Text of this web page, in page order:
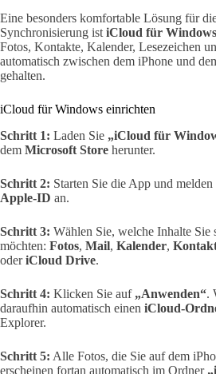
Eine besonders komfortable Lösung für
Synchronisierung ist iCloud für Windows
Fotos, Kontakte, Kalender, Lesezeichen
automatisch zwischen dem iPhone und
gehalten.
iCloud für Windows einrichten
Schritt 1: Laden Sie „iCloud für
dem Microsoft Store herunter.
Schritt 2: Starten Sie die App und
Apple-ID an.
Schritt 3: Wählen Sie, welche Inhalte Sie
möchten: Fotos, Mail, Kalender,
oderiCloud Drive.
Schritt 4: Klicken Sie auf „Anwenden“.
daraufhin automatisch einen iCloud-
Explorer.
Schritt 5: Alle Fotos, die Sie auf dem
erscheinen fortan automatisch im Ordner